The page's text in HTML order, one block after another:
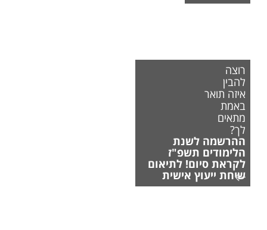
רוצה
להבין
איזה תואר
באמת
מתאים
לך?
ההרשמה לשנת
הלימודים תשפ"ז
לקראת סיום! לתיאום
שיחת ייעוץ אישית